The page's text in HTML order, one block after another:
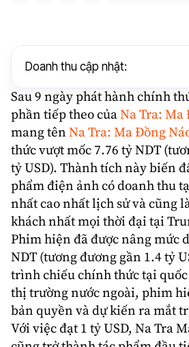
Doanh thu cập nhật:
Sau 9 ngày phát hành chính
phần tiếp theo củaNa Tra: Ma
mang tên Na Tra: Ma Đồng
thức vượt mốc 7.76 tỷ NDT
tỷ USD). Thành tích này biến
phẩm điện ảnh códoanh thu
nhất cao nhất lịch sử và cũng
khách nhất mọi thời đại tại
Phim hiện đã được nâng mức
NDT (tương đương gần 1.4 tỷ
trình chiếu chính thức tại quốc
thị trường nước ngoài, phim
bản quyền và dự kiến ra mắt
Với việc đạt 1 tỷ USD, Na Tra